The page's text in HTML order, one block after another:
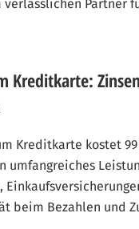
Partner
Kreditkarte:
Kreditkarte kostet 99
umfangreiches
beim Bezahlen und